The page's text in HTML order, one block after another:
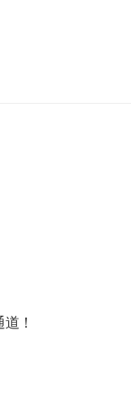
！